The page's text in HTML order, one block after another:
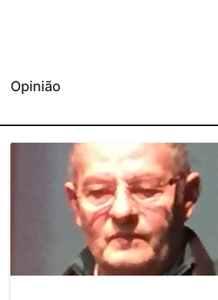
Opinião